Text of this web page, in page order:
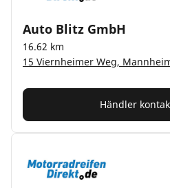
Auto Blitz GmbH
16.62 km
15 Viernheimer Weg,
Händler